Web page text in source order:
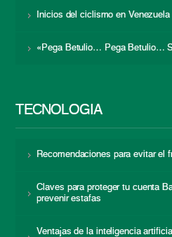
Inicios del ciclismo en Venezuela
«Pega Betulio… Pega Betulio…
TECNOLOGÍA
Recomendaciones para evitar el
Claves para proteger tu cuenta
prevenir estafas
Ventajas de la inteligencia